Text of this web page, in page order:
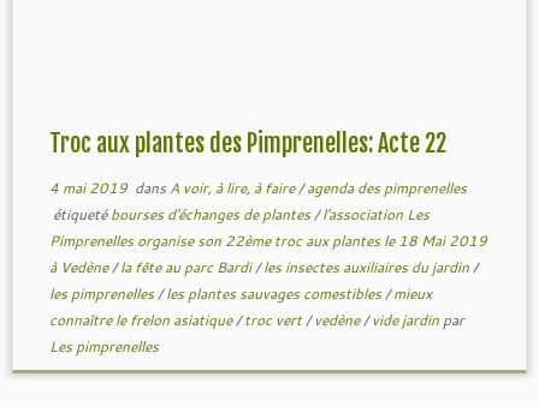
Troc aux plantes des Pimprenelles: Acte 22
4 mai 2019dans A voir, à lire, à faire/agenda des pimprenelles
étiquetébourses d'échanges de plantes/l'association Les
Pimprenelles organise son 22ème troc aux plantes le 18 Mai 2019
à Vedène/la fête au parc Bardi/les insectes auxiliaires du jardin/
les pimprenelles/les plantes sauvages comestibles/mieux
connaître le frelon asiatique/troc vert/vedène/vide jardin par
Les pimprenelles